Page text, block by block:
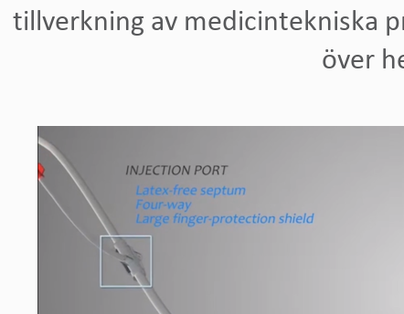
tillverkning av medicintekniska
över
Videospelare